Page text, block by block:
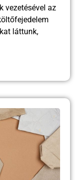
vezetésével az
láttunk,